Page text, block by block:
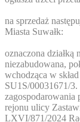
na sprzedaż
Miasta Suwałk:
oznaczona działką
niezabudowana,
wchodząca w
SU1S/00031671/
zagospodarowania
rejonu ulicy
LXVI/871/2024